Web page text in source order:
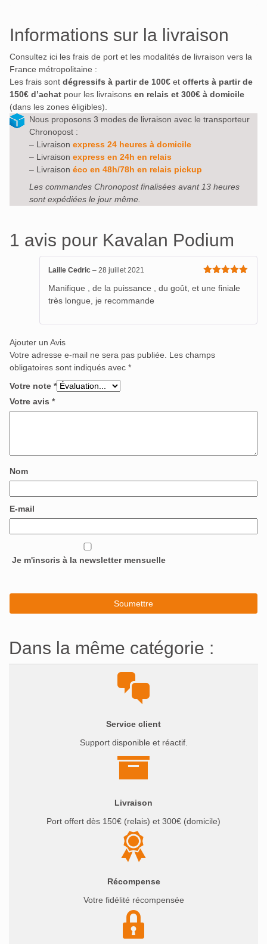
Informations sur la livraison
Consultez ici les frais de port et les modalités de livraison vers la
France métropolitaine :
Les frais sont dégressifs à partir de 100€ et offerts à partir de
150€ d’achat pour les livraisons en relais et 300€ à domicile
(dans les zones éligibles).
Nous proposons 3 modes de livraison avec le transporteur
Chronopost :
– Livraison express 24 heures à domicile
– Livraison express en 24h en relais
– Livraison éco en 48h/78h en relais pickup
Les commandes Chronopost finalisées avant 13 heures
sont expédiées le jour même.
1 avis pour Kavalan Podium
5
Laille Cedric – 28 juillet 2021
Manifique , de la puissance , du goût, et une finiale
très longue, je recommande
Ajouter un Avis
Votre adresse e-mail ne sera pas publiée.
Les champs
obligatoires sont indiqués avec *
Votre note *
Votre avis *
Nom
E-mail
Je m'inscris à la newsletter mensuelle
Dans la même catégorie :
Service client
Support disponible et réactif.
Livraison
Port offert dès 150€ (relais) et 300€ (domicile)
Récompense
Votre fidélité récompensée